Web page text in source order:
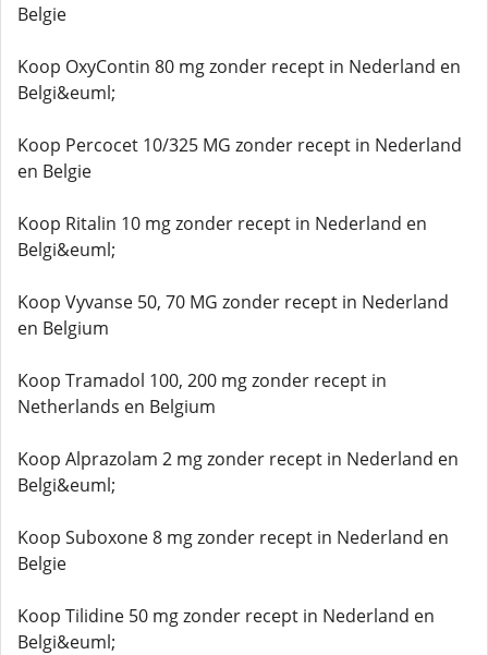
Belgie
Koop OxyContin 80 mg zonder recept in Nederland en
Belgi&euml;
Koop Percocet 10/325 MG zonder recept in Nederland
en Belgie
Koop Ritalin 10 mg zonder recept in Nederland en
Belgi&euml;
Koop Vyvanse 50, 70 MG zonder recept in Nederland
en Belgium
Koop Tramadol 100, 200 mg zonder recept in
Netherlands en Belgium
Koop Alprazolam 2 mg zonder recept in Nederland en
Belgi&euml;
Koop Suboxone 8 mg zonder recept in Nederland en
Belgie
Koop Tilidine 50 mg zonder recept in Nederland en
Belgi&euml;